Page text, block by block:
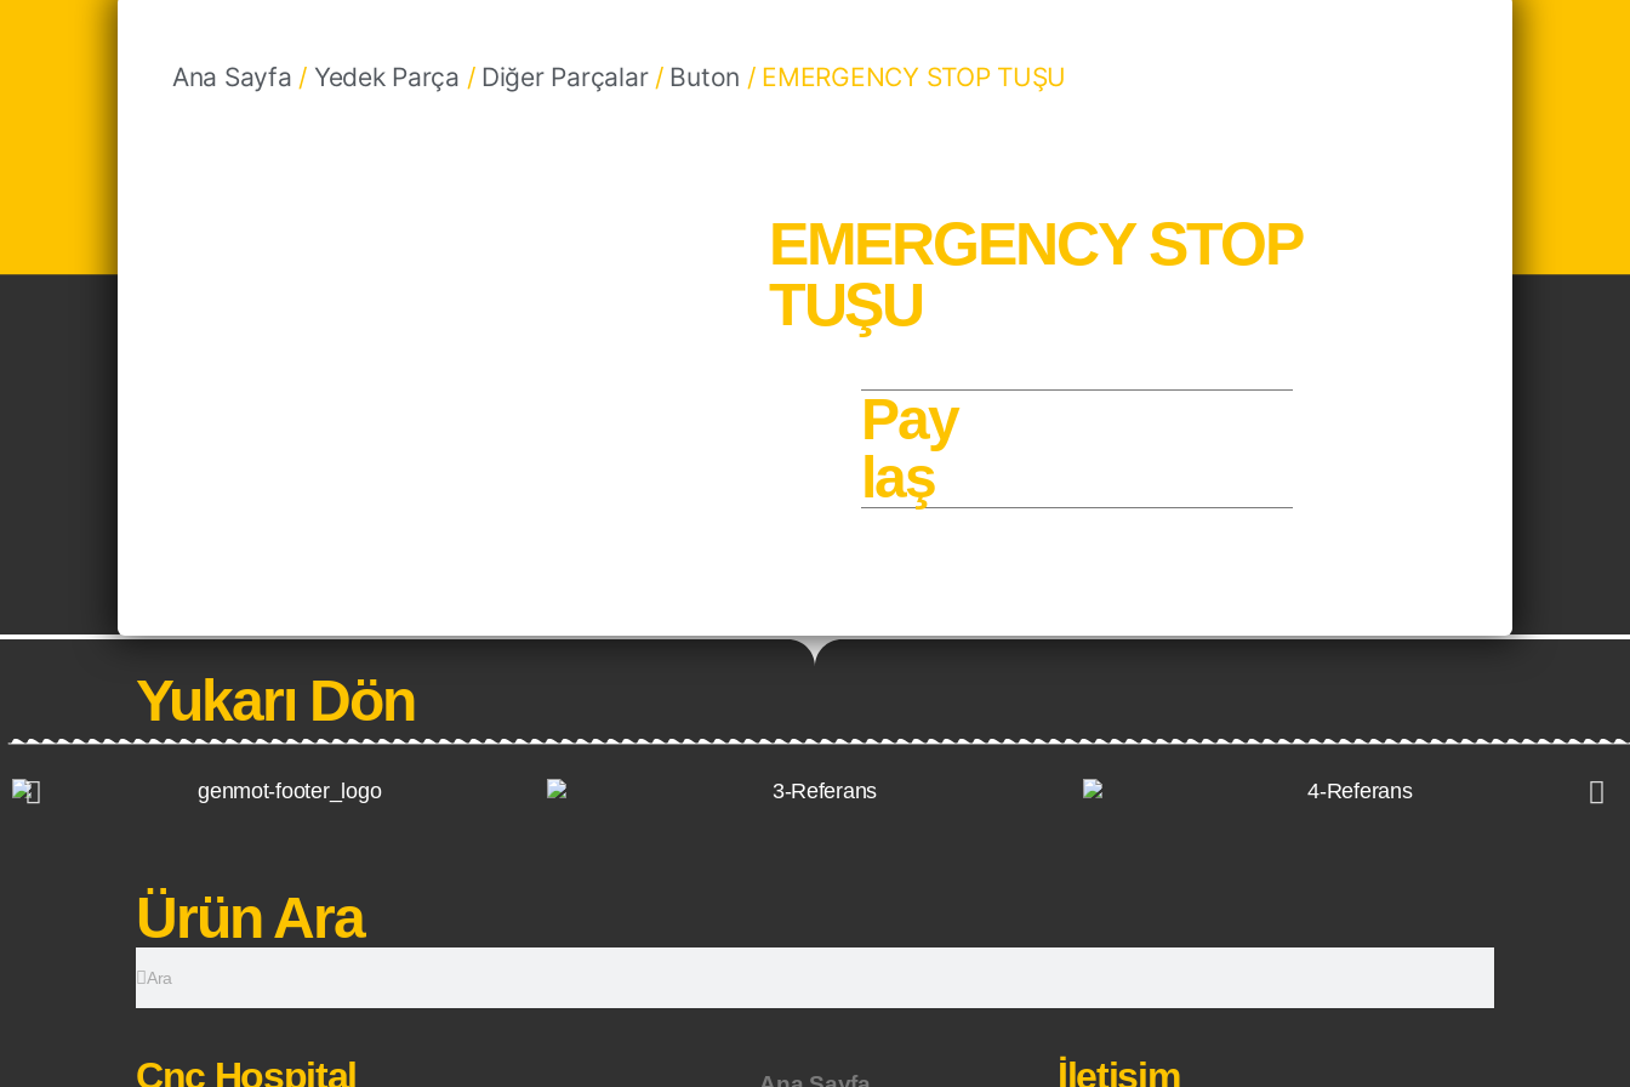
Ana Sayfa / Yedek Parça / Diğer Parçalar/ Buton / EMERGENCY STOP TUŞU
EMERGENCY STOP
TUŞU
Pay
laş
Yukarı Dön
Ürün Ara
Cnc Hospital İletişim